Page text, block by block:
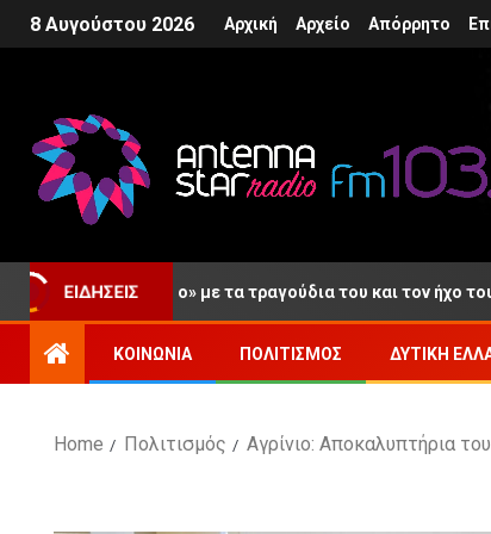
8 Αυγούστου 2026 Αρχική Αρχείο Απόρρητο
ΕΙΔΉΣΕΙΣ
με τα τραγούδια του και τον ήχο του αγαπημένου
ΚΟΙΝΩΝΊΑ ΠΟΛΙΤΙΣΜΌΣ ΔΥΤΙΚΉ
Home Πολιτισμός Αγρίνιο: Αποκαλυπτήρια